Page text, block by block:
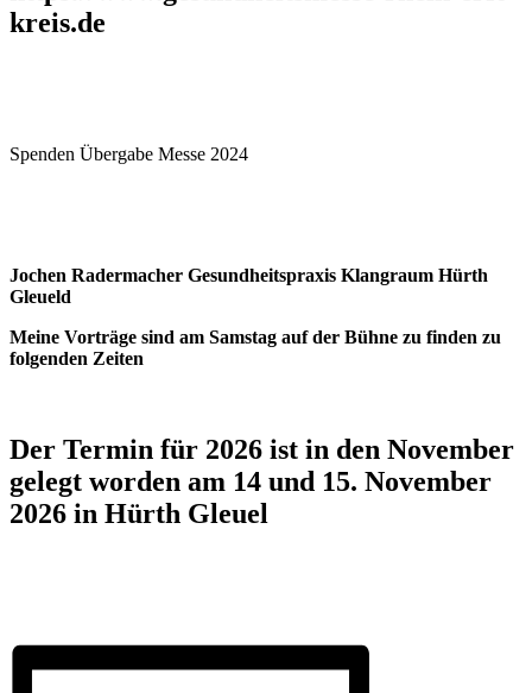
kreis.de
Spenden Übergabe Messe 2024
Jochen Radermacher Gesundheitspraxis Klangraum Hürth
Gleueld
Meine Vorträge sind am Samstag auf der Bühne zu finden zu
folgenden Zeiten
Der Termin für 2026 ist in den November
gelegt worden am 14 und 15. November
2026 in Hürth Gleuel